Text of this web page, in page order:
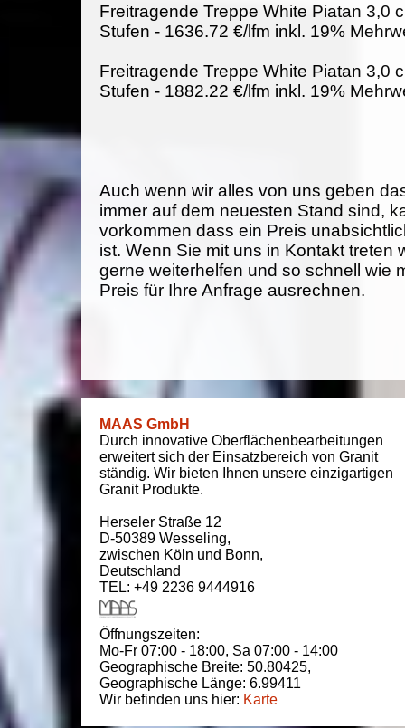
Freitragende Treppe White Piatan 3,0
Stufen - 1636.72 €/lfm inkl. 19%
Freitragende Treppe White Piatan 3,0
Stufen - 1882.22 €/lfm inkl. 19%
Auch wenn wir alles von uns geben
immer auf dem neuesten Stand sind,
vorkommen dass ein Preis
ist. Wenn Sie mit uns in Kontakt treten
gerne weiterhelfen und so schnell wie
Preis für Ihre Anfrage ausrechnen.
MAAS GmbH
Durch innovative Oberflächenbearbeitungen
erweitert sich der Einsatzbereich von Granit
ständig. Wir bieten Ihnen unsere einzigartigen
Granit Produkte.
Herseler Straße 12
D-50389 Wesseling,
zwischen Köln und Bonn,
Deutschland
TEL: +49 2236 9444916
Öffnungszeiten:
Mo-Fr 07:00 - 18:00, Sa 07:00 - 14:00
Geographische Breite: 50.80425,
Geographische Länge: 6.99411
Wir befinden uns hier: Karte